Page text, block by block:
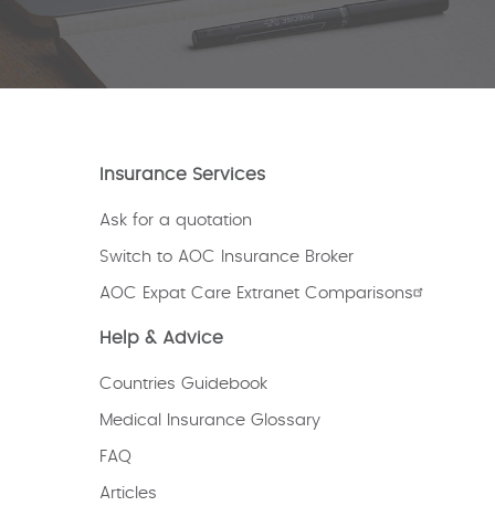
Insurance Services
Ask for a quotation
Switch to AOC Insurance Broker
AOC Expat Care Extranet Comparisons
Help & Advice
Countries Guidebook
Medical Insurance Glossary
FAQ
Articles